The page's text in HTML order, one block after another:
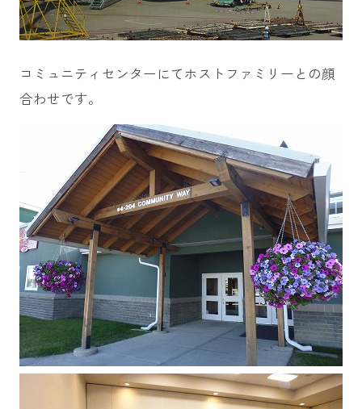
コミュニティセンターにてホストファミリーとの顔
合わせです。